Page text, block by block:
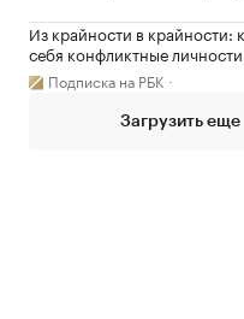
Из крайности в крайности:
себя конфликтные личности
Подписка на РБК
Загрузить еще